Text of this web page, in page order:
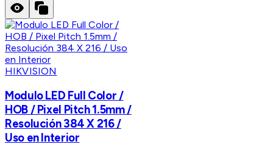
HIKVISION
Modulo LED Full Color /
HOB / Pixel Pitch 1.5mm /
Resolución 384 X 216 /
Uso en Interior